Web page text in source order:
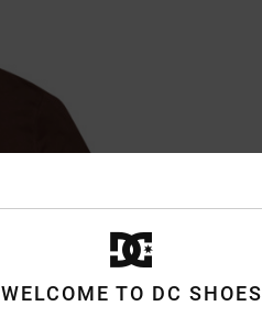
WELCOME TO DC SHOES